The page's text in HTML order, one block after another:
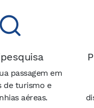
passagem em
de turismo e
aéreas.